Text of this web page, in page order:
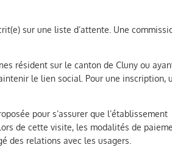
sur une liste d’attente. Une
résident sur le canton de Cluny ou
le lien social. Pour une inscription,
pour s’assurer que l’établissement
de cette visite, les modalités de
des relations avec les usagers.